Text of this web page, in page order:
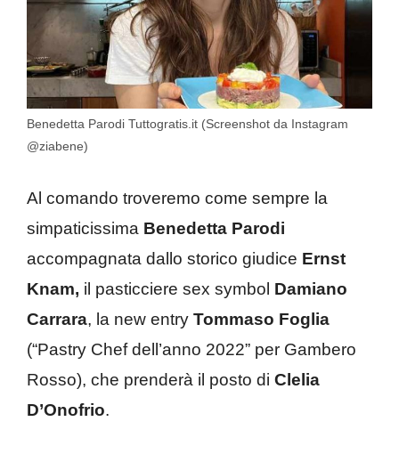
Benedetta Parodi Tuttogratis.it (Screenshot da Instagram
@ziabene)
Al comando troveremo come sempre la
simpaticissima Benedetta Parodi
accompagnata dallo storico giudice Ernst
Knam, il pasticciere sex symbol Damiano
Carrara, la new entry Tommaso Foglia
(“Pastry Chef dell’anno 2022” per Gambero
Rosso), che prenderà il posto di Clelia
D’Onofrio.